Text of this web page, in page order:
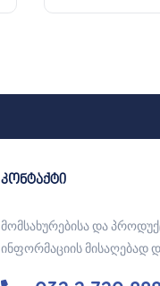
კონტაქტი
მომსახურებისა და
ინფორმაციის მისაღებად